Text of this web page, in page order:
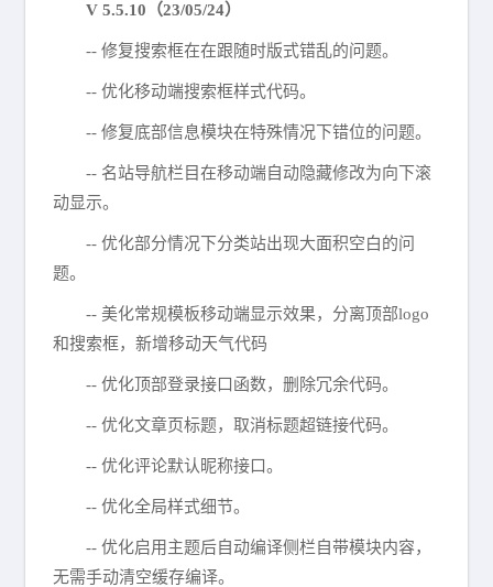
V 5.5.10（23/05/24）
-- 修复搜索框在在跟随时版式错乱的问题。
-- 优化移动端搜索框样式代码。
-- 修复底部信息模块在特殊情况下错位的问题。
-- 名站导航栏目在移动端自动隐藏修改为向下滚
动显示。
-- 优化部分情况下分类站出现大面积空白的问
题。
-- 美化常规模板移动端显示效果，分离顶部logo
和搜索框，新增移动天气代码
-- 优化顶部登录接口函数，删除冗余代码。
-- 优化文章页标题，取消标题超链接代码。
-- 优化评论默认昵称接口。
-- 优化全局样式细节。
-- 优化启用主题后自动编译侧栏自带模块内容，
无需手动清空缓存编译。